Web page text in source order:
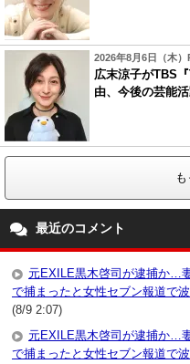
2026年8月6日（木）
広末涼子がTBS
由、今後の芸能
最近のコメント
元EXILE黒木啓司が逮捕か…
で捕まったと女性セブン報道で
(8/9 2:07)
元EXILE黒木啓司が逮捕か…
で捕まったと女性セブン報道で